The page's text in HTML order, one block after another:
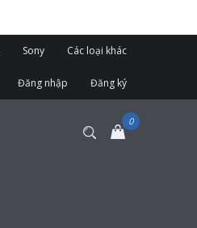
Sony Các loại khác
Đăng nhập Đăng ký